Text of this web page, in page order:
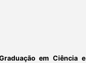
em Ciência e